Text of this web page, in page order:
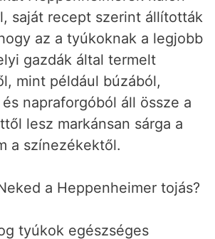
saját recept szerint állították
az a tyúkoknak a legjobb
gazdák által termelt
mint például búzából,
napraforgóból áll össze a
lesz markánsan sárga a
a színezékektől.
a Heppenheimer tojás?
tyúkok egészséges